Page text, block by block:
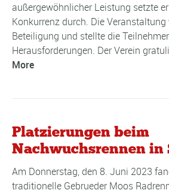
außergewöhnlicher Leistung setzte
Konkurrenz durch. Die
Beteiligung und stellte die
Herausforderungen. Der Verein
More
Platzierungen beim
Nachwuchsrennen in
Am Donnerstag, den 8. Juni 2023
traditionelle Gebrueder Moos